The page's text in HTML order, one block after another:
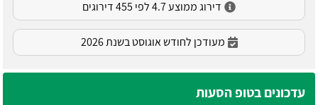
דירוג ממוצע 4.7 לפי 455 דירוגים
מעודכן לחודש אוגוסט בשנת 2026
עדכונים בטופ הסעות